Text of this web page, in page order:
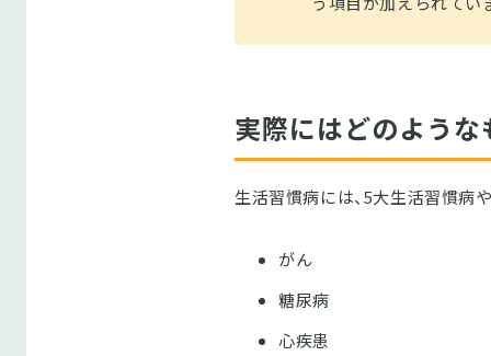
実際にはどのような
生活習慣病には、5大生活習慣病
がん
糖尿病
心疾患